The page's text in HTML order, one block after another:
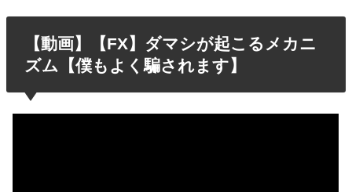
【動画】【FX】ダマシが起こるメカニ
ズム【僕もよく騙されます】